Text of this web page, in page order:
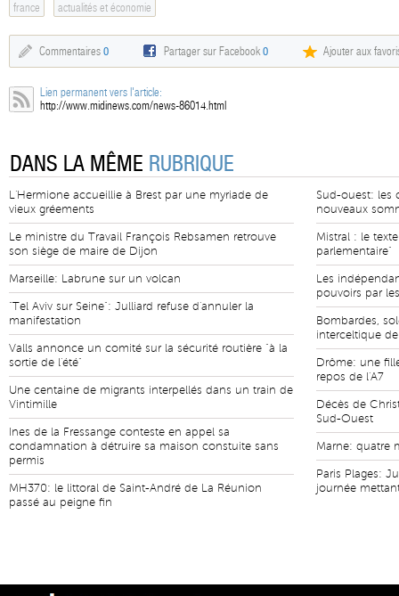
france actualités et économie
Commentaires 0 Partager sur Facebook0 Ajouter aux
Lien permanent vers l'article:
http://www.midinews.com/news-86014.html
DANS LA MÊME RUBRIQUE
L'Hermione accueillie à Brest par une myriade de
vieux gréements
Le ministre du Travail François Rebsamen retrouve
son siège de maire de Dijon
Marseille: Labrune sur un volcan
"Tel Aviv sur Seine": Julliard refuse d'annuler la
manifestation
Valls annonce un comité sur la sécurité routière "à la
sortie de l'été"
Une centaine de migrants interpellés dans un train de
Vintimille
Ines de la Fressange conteste en appel sa
condamnation à détruire sa maison constuite sans
permis
MH370: le littoral de Saint-André de La Réunion
passé au peigne fin
Sud-ouest: les
nouveaux
Mistral : le
parlementaire"
Les
pouvoirs par
Bombardes,
interceltique
Drôme: une
repos de l'A7
Décès de
Sud-Ouest
Marne: quatre
Paris Plages:
journée